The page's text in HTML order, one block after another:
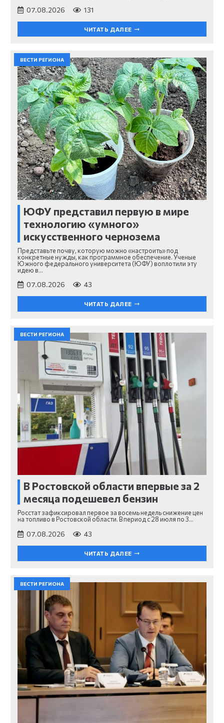
07.08.2026 131
ЧИТАТЬ ДАЛЕЕ
ВЕСТИ РЕГИОНА
ЮФУ представил первую в мире
технологию «умного»
искусственного чернозема
Представьте почву, которую можно «настроить» под
конкретные нужды, как программное обеспечение. Ученые
Южного федерального университета (ЮФУ) воплотили эту
идею в…
07.08.2026 43
ЧИТАТЬ ДАЛЕЕ
ВЕСТИ РЕГИОНА
В Ростовской области впервые за 2
месяца подешевел бензин
Росстат зафиксировал первое за восемь недель снижение цен
на топливо в Ростовской области. В период с 28 июля по 3…
07.08.2026 43
ЧИТАТЬ ДАЛЕЕ
ВЕСТИ РЕГИОНА